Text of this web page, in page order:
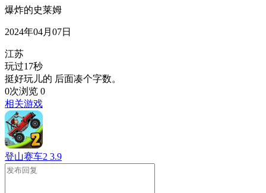
爆炸的史莱姆
2024年04月07日
江苏
玩过17秒
挺好玩儿的 后面凑个字数。
0次浏览 0
相关游戏
登山赛车2 3.9